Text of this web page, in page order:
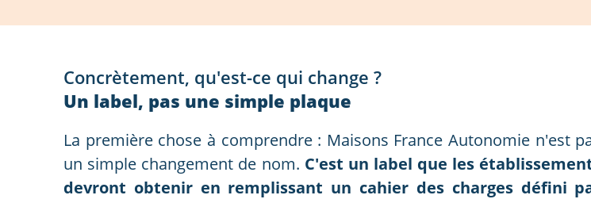
Concrètement, qu'est-ce qui change ?
Un label, pas une simple plaque
La première chose à comprendre : Maisons France Autonomie n'est
un simple changement de nom. C'est un label que les
devront obtenir en remplissant un cahier des charges défini